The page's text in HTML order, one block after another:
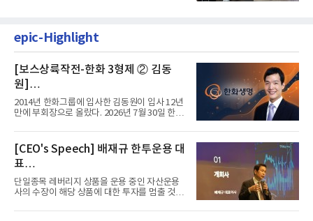
epic-Highlight
[보스상륙작전-한화 3형제 ② 김동
원]
입사 12년 만에 금융계열 수장 등극
2014년 한화그룹에 입사한 김동원이 입사 12년
만에 부회장으로 올랐다. 2026년 7월 30일 한화
[CEO's Speech] 배재규 한투운용 대
표
“개별종목 레버리지 투자 지금이라도
멈춰라”
단일종목 레버리지 상품을 운용 중인 자산운용
사의 수장이 해당 상품에 대한 투자를 멈출 것을